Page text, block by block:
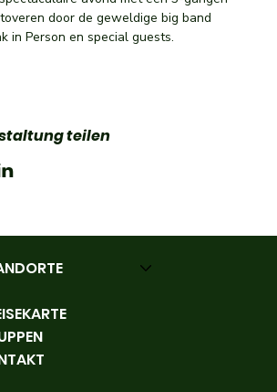
door de geweldige big band
in Person en special guests.
teilen